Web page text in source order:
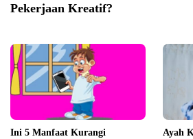
Pekerjaan Kreatif?
Ini 5 Manfaat Kurangi
Ayah